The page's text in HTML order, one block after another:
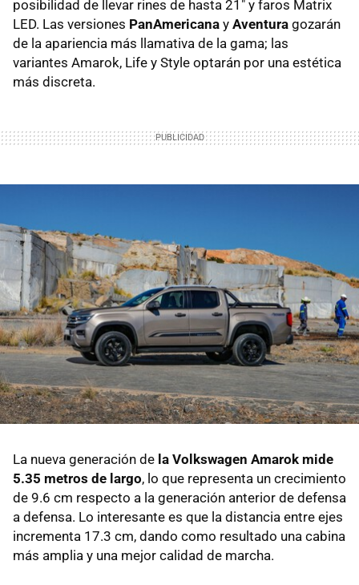
posibilidad de llevar rines de hasta 21" y faros Matrix
LED. Las versiones PanAmericana y Aventura gozarán
de la apariencia más llamativa de la gama; las
variantes Amarok, Life y Style optarán por una estética
más discreta.
La nueva generación de la Volkswagen Amarok mide
5.35 metros de largo, lo que representa un crecimiento
de 9.6 cm respecto a la generación anterior de defensa
a defensa. Lo interesante es que la distancia entre ejes
incrementa 17.3 cm, dando como resultado una cabina
más amplia y una mejor calidad de marcha.